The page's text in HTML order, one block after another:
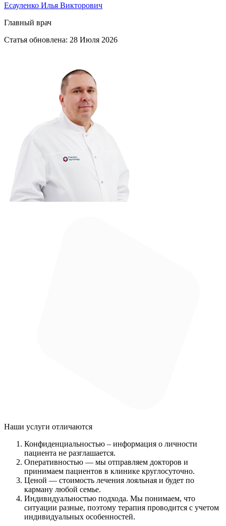
Есауленко Илья Викторович
Главный врач
Статья обновлена: 28 Июля 2026
Наши услуги отличаются
Конфиденциальностью – информация о личности
пациента не разглашается.
Оперативностью — мы отправляем докторов и
принимаем пациентов в клинике круглосуточно.
Ценой — стоимость лечения лояльная и будет по
карману любой семье.
Индивидуальностью подхода. Мы понимаем, что
ситуации разные, поэтому терапия проводится с учетом
индивидуальных особенностей.